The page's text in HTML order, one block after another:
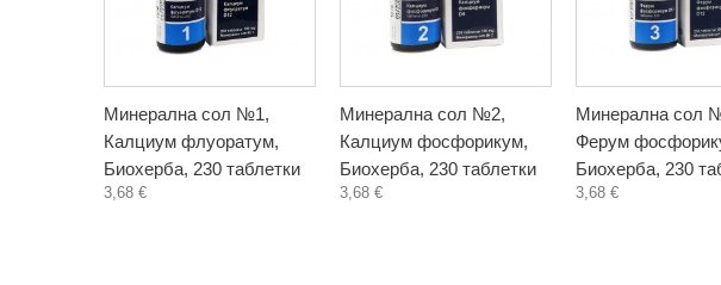
Минерална сол №1,
Калциум флуоратум,
Биохерба, 230 таблетки
3,68 €
Минерална сол №2,
Калциум фосфорикум,
Биохерба, 230 таблетки
3,68 €
Минерална сол
Ферум
Биохерба, 230
3,68 €